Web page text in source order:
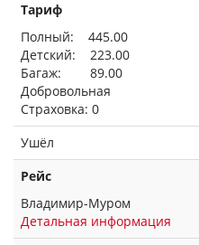
Тариф
Полный: 445.00
Детский: 223.00
Багаж: 89.00
Добровольная
Страховка: 0
Ушёл
Рейс
Владимир-Муром
Детальная информация